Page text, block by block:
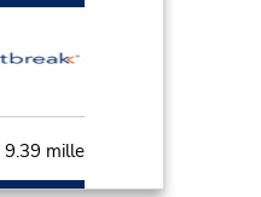
9.39 mille